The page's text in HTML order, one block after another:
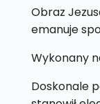
Obraz
emanuje
Wykonany
Doskonale